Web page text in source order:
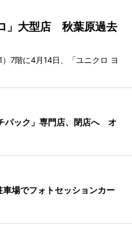
」大型店 秋葉原過去
7階に4月14日、「ユニクロ ヨ
パック」専門店、閉店へ オ
場でフォトセッションカー